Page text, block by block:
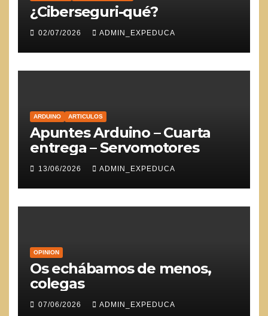
¿Ciberseguri-qué?
02/07/2026 ADMIN_EXPEDUCA
ARDUINO ARTICULOS
Apuntes Arduino – Cuarta
entrega – Servomotores
13/06/2026 ADMIN_EXPEDUCA
OPINION
Os echábamos de menos,
colegas
07/06/2026 ADMIN_EXPEDUCA